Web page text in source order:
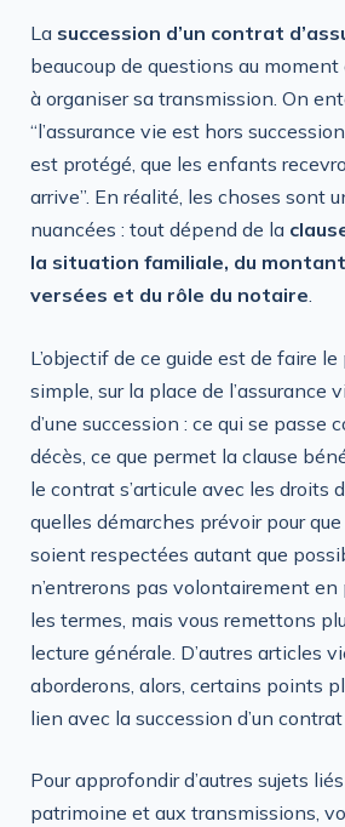
La succession d’un contrat
beaucoup de questions au moment
à organiser sa transmission. On
“l’assurance vie est hors
est protégé, que les enfants
arrive”. En réalité, les choses sont
nuancées : tout dépend de la
la situation familiale, du
versées et du rôle du notaire.
L’objectif de ce guide est de faire
simple, sur la place de l’assurance
d’une succession : ce qui se passe
décès, ce que permet la clause
le contrat s’articule avec les droits
quelles démarches prévoir pour
soient respectées autant que
n’entrerons pas volontairement en
les termes, mais vous remettons
lecture générale. D’autres articles
aborderons, alors, certains points
lien avec la succession d’un contrat
Pour approfondir d’autres sujets
patrimoine et aux transmissions,